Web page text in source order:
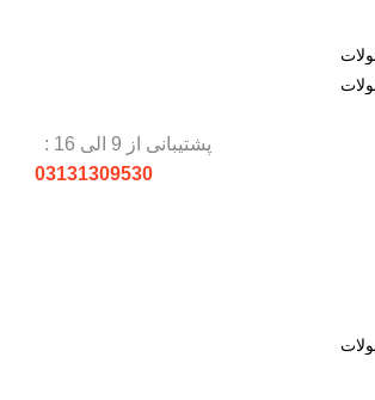
پشتیبانی از 9 الی 16 :
03131309530